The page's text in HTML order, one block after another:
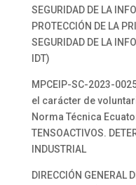
SEGURIDAD DE LA
PROTECCIÓN DE LA
SEGURIDAD DE LA
IDT)
MPCEIP-SC-2023-
el carácter de
Norma Técnica
TENSOACTIVOS.
INDUSTRIAL
DIRECCIÓN GENERAL